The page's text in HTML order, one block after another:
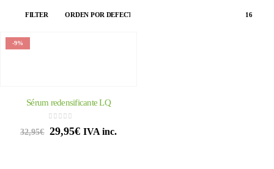
FILTER
-9%
Sérum redensificante LQ
0out of 5
32,95€ 29,95€ IVA inc.